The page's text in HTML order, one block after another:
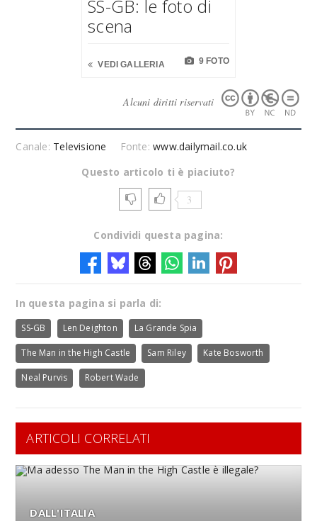
SS-GB: le foto di
scena
VEDI GALLERIA 9 FOTO
Alcuni diritti riservati
Canale: Televisione Fonte:www.dailymail.co.uk
Questo articolo ti è piaciuto?
3
Condividi questa pagina:
In questa pagina si parla di:
SS-GB Len Deighton La Grande Spia
The Man in the High Castle Sam Riley Kate Bosworth
Neal Purvis Robert Wade
ARTICOLI CORRELATI
DALL'ITALIA